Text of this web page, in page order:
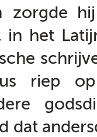
zorgde
in het
riep
dat